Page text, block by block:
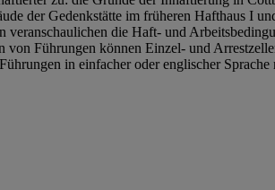
der Gedenkstätte im früheren Hafthaus I
die Haft- und
Führungen können Einzel- und
in einfacher oder englischer Sprache